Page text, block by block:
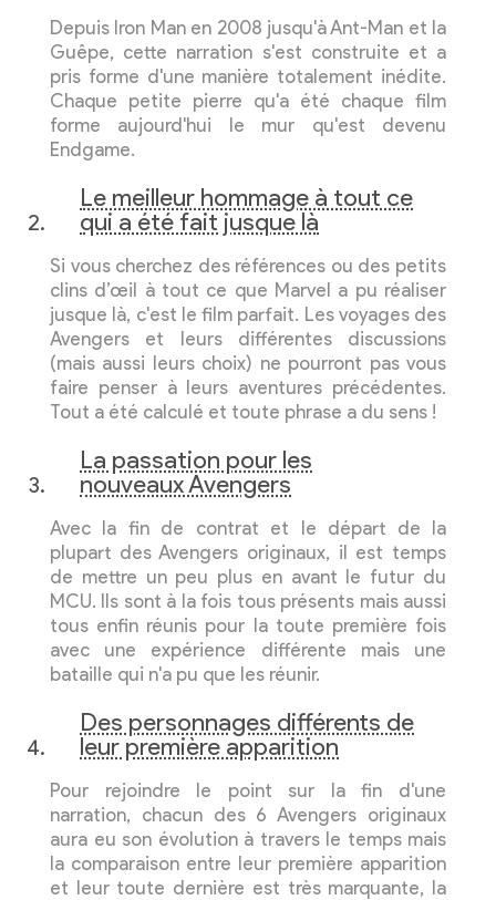
Depuis Iron Man en 2008 jusqu'à Ant-Man et la
Guêpe, cette narration s'est construite et a
pris forme d'une manière totalement inédite.
Chaque petite pierre qu'a été chaque film
forme aujourd'hui le mur qu'est devenu
Endgame.
Le meilleur hommage à tout ce
qui a été fait jusque là
Si vous cherchez des références ou des petits
clins d’œil à tout ce que Marvel a pu réaliser
jusque là, c'est le film parfait. Les voyages des
Avengers et leurs différentes discussions
(mais aussi leurs choix) ne pourront pas vous
faire penser à leurs aventures précédentes.
Tout a été calculé et toute phrase a du sens !
La passation pour les
nouveaux Avengers
Avec la fin de contrat et le départ de la
plupart des Avengers originaux, il est temps
de mettre un peu plus en avant le futur du
MCU. Ils sont à la fois tous présents mais aussi
tous enfin réunis pour la toute première fois
avec une expérience différente mais une
bataille qui n'a pu que les réunir.
Des personnages différents de
leur première apparition
Pour rejoindre le point sur la fin d'une
narration, chacun des 6 Avengers originaux
aura eu son évolution à travers le temps mais
la comparaison entre leur première apparition
et leur toute dernière est très marquante, la